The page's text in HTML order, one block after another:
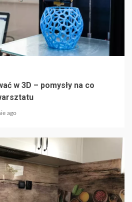
w 3D – pomysły na co
ago